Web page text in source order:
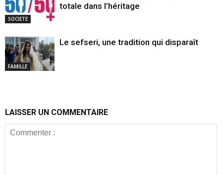
SOCIETE
totale dans l’héritage
FAMILLE
Le sefseri, une tradition qui disparaît
LAISSER UN COMMENTAIRE